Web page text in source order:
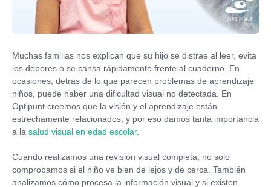
Muchas familias nos explican que su hijo se distrae al leer, evita
los deberes o se cansa rápidamente frente al cuaderno. En
ocasiones, detrás de lo que parecen problemas de aprendizaje
niños, puede haber una dificultad visual no detectada. En
Optipunt creemos que la visión y el aprendizaje están
estrechamente relacionados, y por eso damos tanta importancia
a la salud visual en edad escolar.
Cuando realizamos una revisión visual completa, no solo
comprobamos si el niño ve bien de lejos y de cerca. También
analizamos cómo procesa la información visual y si existen